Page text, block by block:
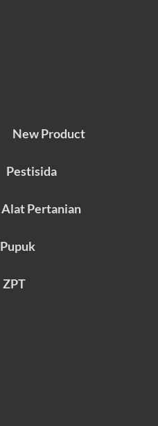
New Product
Pestisida
Alat Pertanian
Pupuk
ZPT